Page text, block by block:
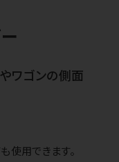
ワゴンの側面
使用できます。